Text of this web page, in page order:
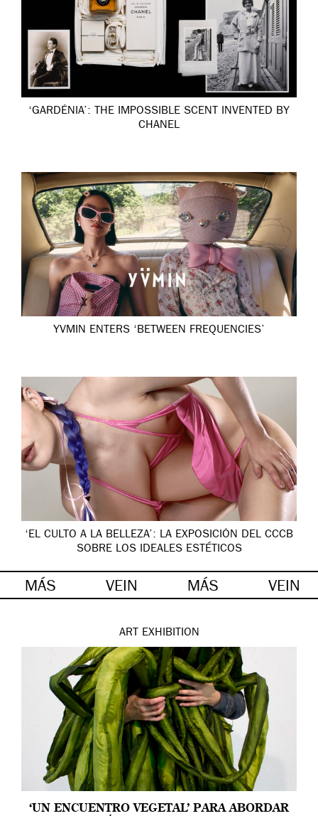
‘GARDÉNIA’: THE IMPOSSIBLE SCENT INVENTED BY
CHANEL
YVMIN ENTERS ‘BETWEEN FREQUENCIES’
‘EL CULTO A LA BELLEZA’: LA EXPOSICIÓN DEL CCCB
SOBRE LOS IDEALES ESTÉTICOS
MÁS VEIN MÁS VEIN
ART EXHIBITION
‘UN ENCUENTRO VEGETAL’ PARA ABORDAR